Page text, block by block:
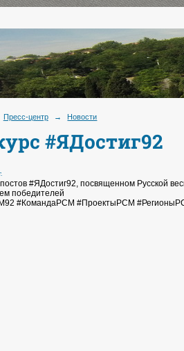
Пресс-центр → Новости
#ЯДостиг92
постов #ЯДостиг92, посвященном Русской
победителей
#КомандаРСМ #ПроектыРСМ